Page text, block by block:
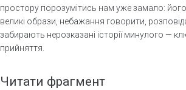
простору порозумітись нам уже замало: його
великі образи, небажання говорити,
забирають нерозказані історії минулого —
прийняття.
Читати фрагмент